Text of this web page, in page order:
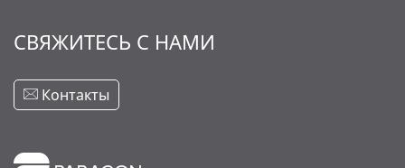
СВЯЖИТЕСЬ С НАМИ
Контакты